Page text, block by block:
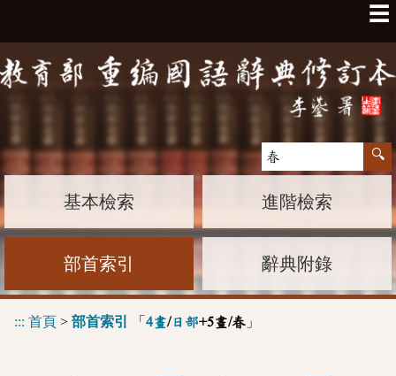
☰
基本檢索 進階檢索
部首索引 辭典附錄
::: 首頁 > 部首索引 「 4畫/日部+5畫/春 」